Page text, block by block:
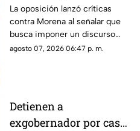
debate político
La oposición lanzó críticas
contra Morena al señalar que
busca imponer un discurso
único y limitar las voces que
agosto 07, 2026 06:47 p. m.
Detienen a
exgobernador por caso